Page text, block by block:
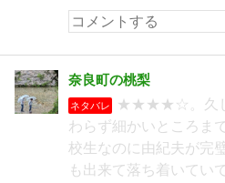
奈良町の桃梨
ネタバレ
★★★★☆。久し
わらず細かいところま
校生なのに由紀夫が完
も出来て落ち着いてい